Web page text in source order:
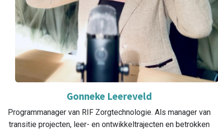
Gonneke Leereveld
Programmanager van RIF Zorgtechnologie. Als manager van
transitie projecten, leer- en ontwikkeltrajecten en betrokken